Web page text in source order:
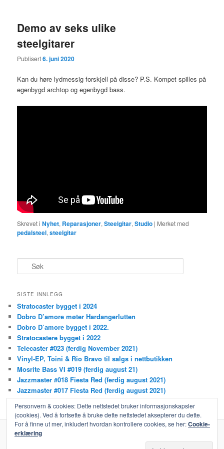
Demo av seks ulike
steelgitarer
Publisert6. juni 2020
Kan du høre lydmessig forskjell på disse? P.S. Kompet spilles på
egenbygd archtop og egenbygd bass.
Skrevet i Nyhet, Reparasjoner,Steelgitar,Studio | Merket med
pedalsteel,steelgitar
ø
SISTE INNLEGG
Stratocaster bygget i 2024
Dobro D’amore møter Hardangerlutten
Dobro D’amore bygget i 2022.
Stratocastere bygget i 2022
Telecaster #023 (ferdig November 2021)
Vinyl-EP, Toini & Rio Bravo til salgs i nettbutikken
Mosrite Bass VI #019 (ferdig august 21)
Jazzmaster #018 Fiesta Red (ferdig august 2021)
Jazzmaster #017 Fiesta Red (ferdig august 2021)
Steelgitarkurs i nettbutikken!
Stolt drevet av WordPress
Personvern & cookies: Dette nettstedet bruker informasjonskapsler
(cookies). Ved å fortsette å bruke dette nettstedet aksepterer du dette.
For å finne ut mer, inkludert hvordan kontrollere cookies, se her:Cookie-
erklæring